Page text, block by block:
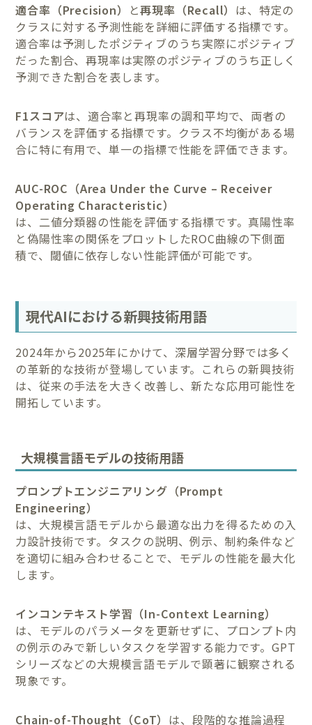
適合率（Precision） と再現率（Recall） は、特定の
クラスに対する予測性能を詳細に評価する指標です。
適合率は予測したポジティブのうち実際にポジティブ
だった割合、再現率は実際のポジティブのうち正しく
予測できた割合を表します。
F1スコアは、適合率と再現率の調和平均で、両者の
バランスを評価する指標です。クラス不均衡がある場
合に特に有用で、単一の指標で性能を評価できます。
AUC-ROC（Area Under the Curve – Receiver
Operating Characteristic）
は、二値分類器の性能を評価する指標です。真陽性率
と偽陽性率の関係をプロットしたROC曲線の下側面
積で、閾値に依存しない性能評価が可能です。
現代AIにおける新興技術用語
2024年から2025年にかけて、深層学習分野では多く
の革新的な技術が登場しています。これらの新興技術
は、従来の手法を大きく改善し、新たな応用可能性を
開拓しています。
大規模言語モデルの技術用語
プロンプトエンジニアリング（Prompt
Engineering）
は、大規模言語モデルから最適な出力を得るための入
力設計技術です。タスクの説明、例示、制約条件など
を適切に組み合わせることで、モデルの性能を最大化
します。
インコンテキスト学習（In-Context Learning）
は、モデルのパラメータを更新せずに、プロンプト内
の例示のみで新しいタスクを学習する能力です。GPT
シリーズなどの大規模言語モデルで顕著に観察される
現象です。
Chain-of-Thought（CoT） は、段階的な推論過程